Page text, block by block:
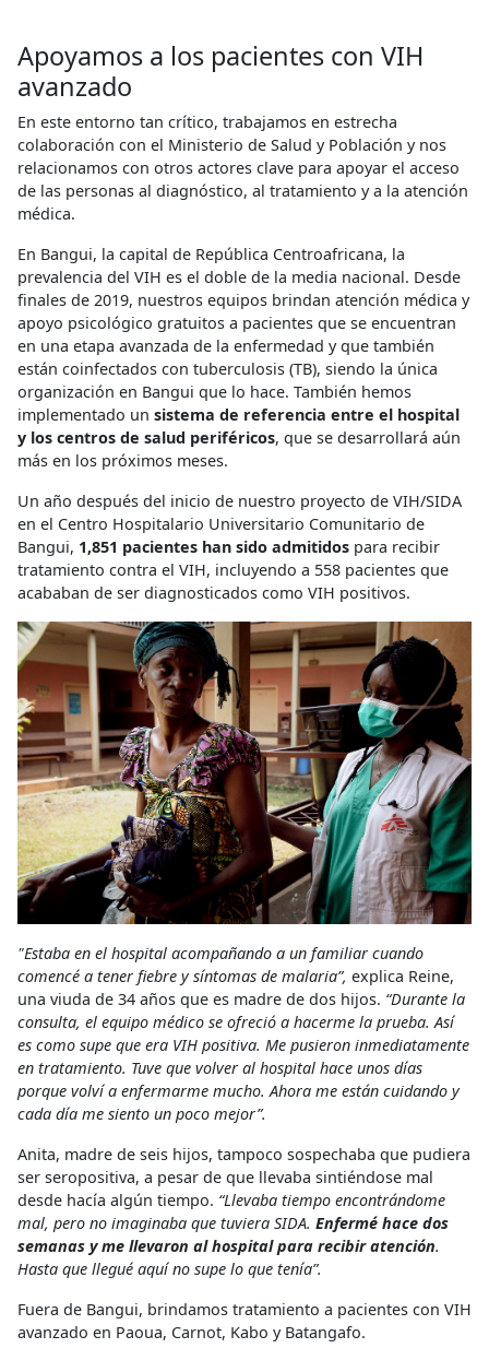
Apoyamos a los pacientes con VIH
avanzado
En este entorno tan crítico, trabajamos en estrecha
colaboración con el Ministerio de Salud y Población y nos
relacionamos con otros actores clave para apoyar el acceso
de las personas al diagnóstico, al tratamiento y a la atención
médica.
En Bangui, la capital de República Centroafricana, la
prevalencia del VIH es el doble de la media nacional. Desde
finales de 2019, nuestros equipos brindan atención médica y
apoyo psicológico gratuitos a pacientes que se encuentran
en una etapa avanzada de la enfermedad y que también
están coinfectados con tuberculosis (TB), siendo la única
organización en Bangui que lo hace. También hemos
implementado un sistema de referencia entre el hospital
y los centros de salud periféricos, que se desarrollará aún
más en los próximos meses.
Un año después del inicio de nuestro proyecto de VIH/SIDA
en el Centro Hospitalario Universitario Comunitario de
Bangui, 1,851 pacientes han sido admitidos para recibir
tratamiento contra el VIH, incluyendo a 558 pacientes que
acababan de ser diagnosticados como VIH positivos.
"Estaba en el hospital acompañando a un familiar cuando
comencé a tener fiebre y síntomas de malaria”, explica Reine,
una viuda de 34 años que es madre de dos hijos. “Durante la
consulta, el equipo médico se ofreció a hacerme la prueba. Así
es como supe que era VIH positiva. Me pusieron inmediatamente
en tratamiento. Tuve que volver al hospital hace unos días
porque volví a enfermarme mucho. Ahora me están cuidando y
cada día me siento un poco mejor”.
Anita, madre de seis hijos, tampoco sospechaba que pudiera
ser seropositiva, a pesar de que llevaba sintiéndose mal
desde hacía algún tiempo. “Llevaba tiempo encontrándome
mal, pero no imaginaba que tuviera SIDA. Enfermé hace dos
semanas y me llevaron al hospital para recibir atención.
Hasta que llegué aquí no supe lo que tenía”.
Fuera de Bangui, brindamos tratamiento a pacientes con VIH
avanzado en Paoua, Carnot, Kabo y Batangafo.